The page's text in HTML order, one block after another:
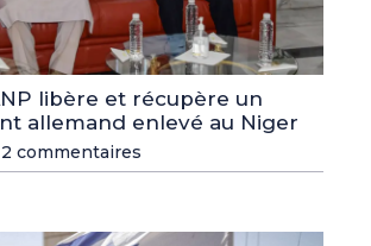
libère et récupère un
allemand enlevé au Niger
2 commentaires